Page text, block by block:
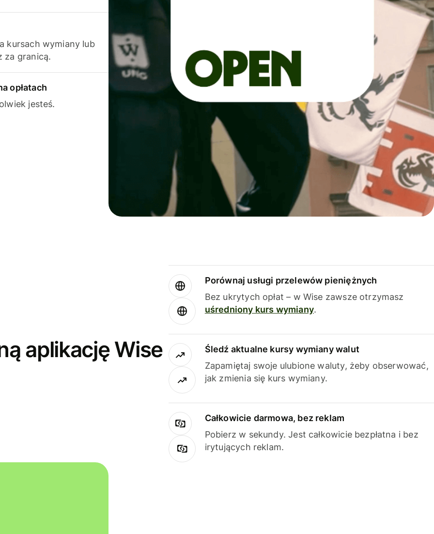
kursach wymiany lub
za granicą.
opłatach
jesteś.
aplikację Wise
Porównaj usługi przelewów pieniężnych
Bez ukrytych opłat – w Wise zawsze otrzymasz
uśredniony kurs wymiany.
Śledź aktualne kursy wymiany walut
Zapamiętaj swoje ulubione waluty, żeby obserwować,
jak zmienia się kurs wymiany.
Całkowicie darmowa, bez reklam
Pobierz w sekundy. Jest całkowicie bezpłatna i bez
irytujących reklam.